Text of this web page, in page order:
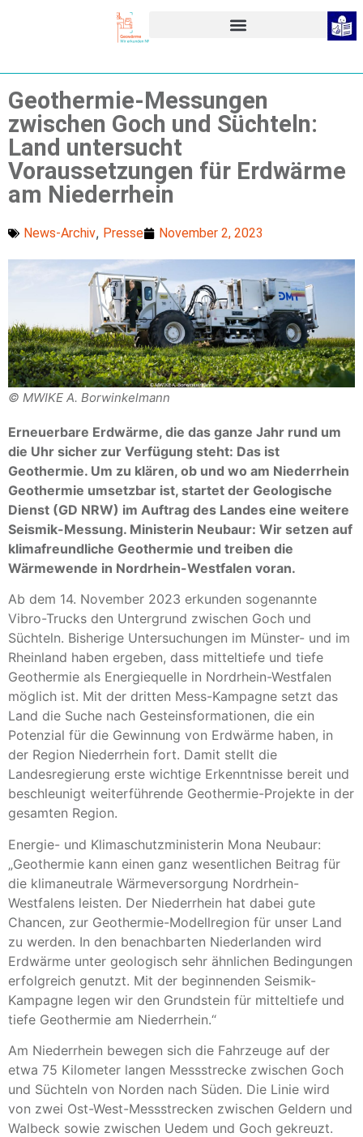
Geothermie-Messungen
zwischen Goch und Süchteln:
Land untersucht
Voraussetzungen für Erdwärme
am Niederrhein
News-Archiv, Presse November 2, 2023
© MWIKE A. Borwinkelmann
Erneuerbare Erdwärme, die das ganze Jahr rund um
die Uhr sicher zur Verfügung steht: Das ist
Geothermie. Um zu klären, ob und wo am Niederrhein
Geothermie umsetzbar ist, startet der Geologische
Dienst (GD NRW) im Auftrag des Landes eine weitere
Seismik-Messung. Ministerin Neubaur: Wir setzen auf
klimafreundliche Geothermie und treiben die
Wärmewende in Nordrhein-Westfalen voran.
Ab dem 14. November 2023 erkunden sogenannte
Vibro-Trucks den Untergrund zwischen Goch und
Süchteln. Bisherige Untersuchungen im Münster- und im
Rheinland haben ergeben, dass mitteltiefe und tiefe
Geothermie als Energiequelle in Nordrhein-Westfalen
möglich ist. Mit der dritten Mess-Kampagne setzt das
Land die Suche nach Gesteinsformationen, die ein
Potenzial für die Gewinnung von Erdwärme haben, in
der Region Niederrhein fort. Damit stellt die
Landesregierung erste wichtige Erkenntnisse bereit und
beschleunigt weiterführende Geothermie-Projekte in der
gesamten Region.
Energie- und Klimaschutzministerin Mona Neubaur:
„Geothermie kann einen ganz wesentlichen Beitrag für
die klimaneutrale Wärmeversorgung Nordrhein-
Westfalens leisten. Der Niederrhein hat dabei gute
Chancen, zur Geothermie-Modellregion für unser Land
zu werden. In den benachbarten Niederlanden wird
Erdwärme unter geologisch sehr ähnlichen Bedingungen
erfolgreich genutzt. Mit der beginnenden Seismik-
Kampagne legen wir den Grundstein für mitteltiefe und
tiefe Geothermie am Niederrhein.“
Am Niederrhein bewegen sich die Fahrzeuge auf der
etwa 75 Kilometer langen Messstrecke zwischen Goch
und Süchteln von Norden nach Süden. Die Linie wird
von zwei Ost-West-Messstrecken zwischen Geldern und
Walbeck sowie zwischen Uedem und Goch gekreuzt.